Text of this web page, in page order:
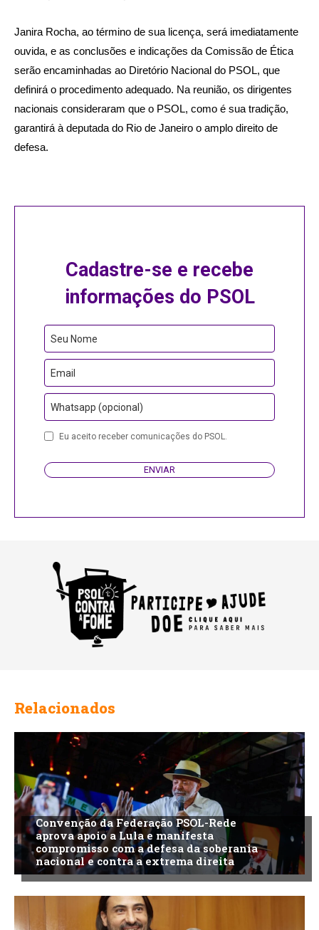
Janira Rocha, ao término de sua licença, será imediatamente
ouvida, e as conclusões e indicações da Comissão de Ética
serão encaminhadas ao Diretório Nacional do PSOL, que
definirá o procedimento adequado. Na reunião, os dirigentes
nacionais consideraram que o PSOL, como é sua tradição,
garantirá à deputada do Rio de Janeiro o amplo direito de
defesa.
Cadastre-se e recebe
informações do PSOL
Your
Website
Seu Nome
Email
Whatsapp (opcional)
Eu aceito receber comunicações do PSOL.
ENVIAR
Relacionados
Convenção da Federação PSOL-Rede
aprova apoio a Lula e manifesta
compromisso com a defesa da soberania
nacional e contra a extrema direita